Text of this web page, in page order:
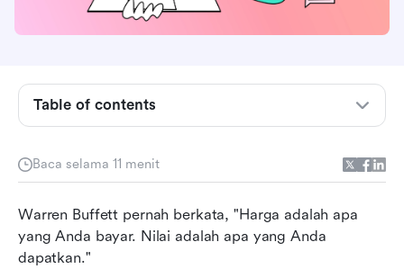
Baca selama 11 menit
Warren Buffett pernah berkata, "Harga adalah apa
yang Anda bayar. Nilai adalah apa yang Anda
dapatkan."
Table of contents
Berapa biaya sebuah CRM?
Harga CRM: Faktor dan biaya tersembunyi
Ikhtisar harga CRM untuk perangkat lunak
teratas
Pilih CRM terbaik sesuai anggaran Anda
Cara mendapatkan harga CRM terbaik